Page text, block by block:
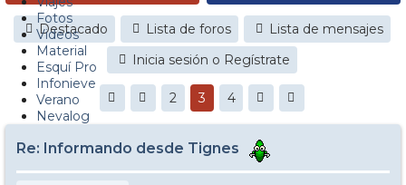
Fotos
Videos
Material
Esquí Pro
Infonieve
Verano
Nevalog
Destacado Lista de foros
Lista de mensajes
Inicia sesión o Regístrate
2 3 4
Re: Informando desde Tignes